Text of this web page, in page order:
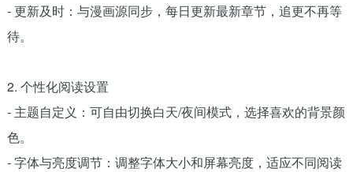
- 更新及时：与漫画源同步，每日更新最新章节，追更不再等
待。
2. 个性化阅读设置
- 主题自定义：可自由切换白天/夜间模式，选择喜欢的背景颜
色。
- 字体与亮度调节：调整字体大小和屏幕亮度，适应不同阅读